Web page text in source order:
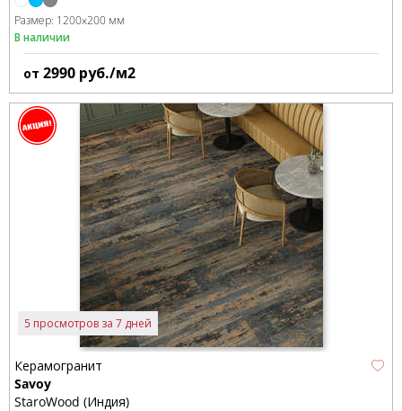
Размер: 1200x200 мм
В наличии
от 2990 руб./м2
5 просмотров за 7 дней
Керамогранит
Savoy
StaroWood (Индия)